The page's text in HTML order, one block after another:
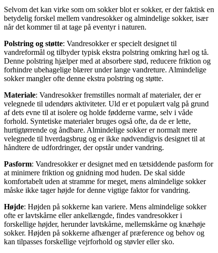
Selvom det kan virke som om sokker blot er sokker, er der faktisk en
betydelig forskel mellem vandresokker og almindelige sokker, især
når det kommer til at tage på eventyr i naturen.
Polstring og støtte: Vandresokker er specielt designet til
vandreformål og tilbyder typisk ekstra polstring omkring hæl og tå.
Denne polstring hjælper med at absorbere stød, reducere friktion og
forhindre ubehagelige blærer under lange vandreture. Almindelige
sokker mangler ofte denne ekstra polstring og støtte.
Materiale: Vandresokker fremstilles normalt af materialer, der er
velegnede til udendørs aktiviteter. Uld er et populært valg på grund
af dets evne til at isolere og holde fødderne varme, selv i våde
forhold. Syntetiske materialer bruges også ofte, da de er lette,
hurtigtørrende og åndbare. Almindelige sokker er normalt mere
velegnede til hverdagsbrug og er ikke nødvendigvis designet til at
håndtere de udfordringer, der opstår under vandring.
Pasform: Vandresokker er designet med en tætsiddende pasform for
at minimere friktion og gnidning mod huden. De skal sidde
komfortabelt uden at stramme for meget, mens almindelige sokker
måske ikke tager højde for denne vigtige faktor for vandring.
Højde: Højden på sokkerne kan variere. Mens almindelige sokker
ofte er lavtskårne eller ankellængde, findes vandresokker i
forskellige højder, herunder lavtskårne, mellemskårne og knæhøje
sokker. Højden på sokkerne afhænger af præference og behov og
kan tilpasses forskellige vejrforhold og støvler eller sko.